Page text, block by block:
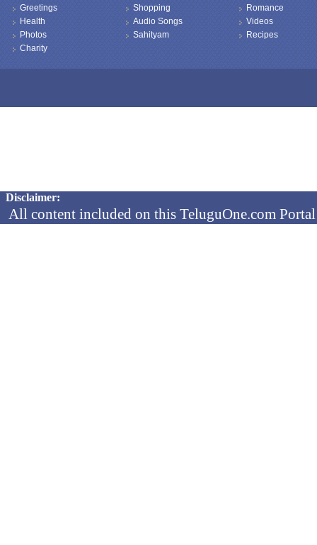
Greetings
Health
Photos
Charity
Shopping
Audio Songs
Sahityam
Romance
Videos
Recipes
Disclaimer:
All content included on this TeluguOne.com